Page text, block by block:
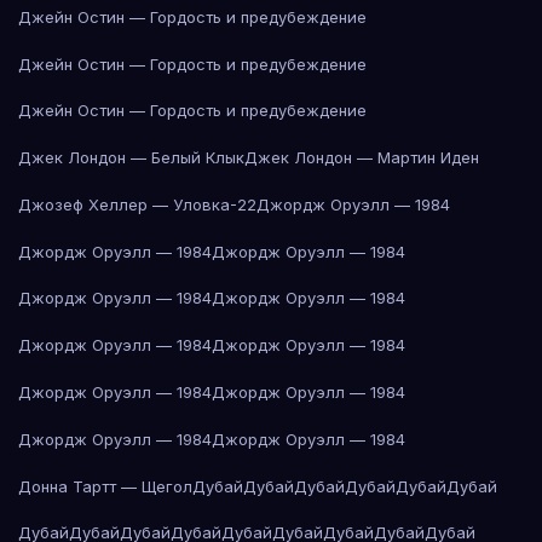
Джейн Остин — Гордость и предубеждение
Джейн Остин — Гордость и предубеждение
Джейн Остин — Гордость и предубеждение
Джек Лондон — Белый КлыкДжек Лондон — Мартин Иден
Джозеф Хеллер — Уловка-22Джордж Оруэлл — 1984
Джордж Оруэлл — 1984Джордж Оруэлл — 1984
Джордж Оруэлл — 1984Джордж Оруэлл — 1984
Джордж Оруэлл — 1984Джордж Оруэлл — 1984
Джордж Оруэлл — 1984Джордж Оруэлл — 1984
Джордж Оруэлл — 1984Джордж Оруэлл — 1984
Донна Тартт — ЩеголДубайДубайДубайДубайДубайДубай
ДубайДубайДубайДубайДубайДубайДубайДубайДубай